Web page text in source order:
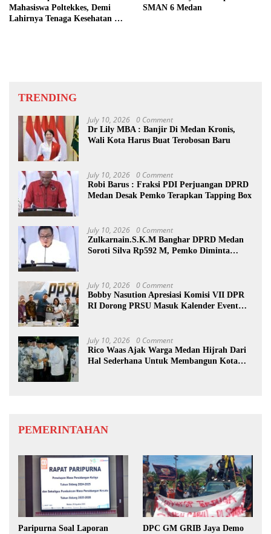
Mahasiswa Poltekkes, Demi
Lahirnya Tenaga Kesehatan Di
SMAN 6 Medan
TRENDING
July 10, 2026 0 Comment
Dr Lily MBA : Banjir Di Medan Kronis,
Wali Kota Harus Buat Terobosan Baru
July 10, 2026 0 Comment
Robi Barus : Fraksi PDI Perjuangan DPRD
Medan Desak Pemko Terapkan Tapping Box
July 10, 2026 0 Comment
Zulkarnain.S.K.M Banghar DPRD Medan
Soroti Silva Rp592 M, Pemko Diminta
July 10, 2026 0 Comment
Bobby Nasution Apresiasi Komisi VII DPR
RI Dorong PRSU Masuk Kalender Event
July 10, 2026 0 Comment
Rico Waas Ajak Warga Medan Hijrah Dari
Hal Sederhana Untuk Membangun Kota
PEMERINTAHAN
Paripurna Soal Laporan
DPC GM GRIB Jaya Demo